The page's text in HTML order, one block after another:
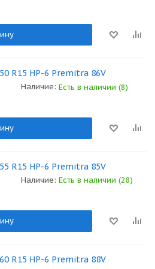
R15 HP-6 Premitra 86V
Наличие: Есть в наличии (8)
R15 HP-6 Premitra 85V
Наличие: Есть в наличии (28)
R15 HP-6 Premitra 88V